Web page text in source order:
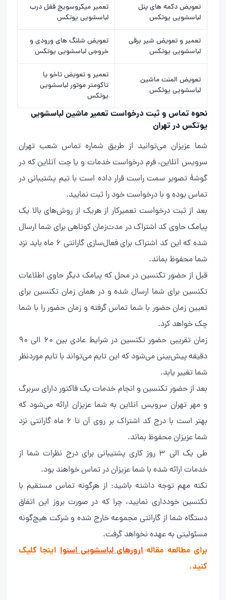
تعویض دکمه های پنل
لباسشویی یوتکس
تعمیر میکروسویچ قفل درب
لباسشویی یوتکس
تعمیر و تعویض شیر برقی
لباسشویی یوتکس
تعویض شلنگ های ورودی و
خروجی لباسشویی یوتکس
تعویض المنت ماشین
لباسشویی یوتکس
تعمیر و تعویض تاخو یا
تاکومتر موتور لباسشویی
یوتکس
نحوه تماس و ثبت درخواست تعمیر ماشین لباسشویی
یوتکس در تهران
شما عزیزان می‌توانید از طریق شماره تماس شعب تهران
سرویس آنلاین، فرم درخواست خدمات و یا چت آنلاین که در
گوشهٔ تصویر سمت راست قرار داده است با تیم پشتیبانی در
تماس بوده و با درخواست خود را ثبت نمایید.
بعد از ثبت درخواست تعمیرکار از هریک از روش‌های بالا یک
پیامک حاوی کد اشتراک در مدت‌زمان کوتاهی برای شما ارسال
شده که این کد اشتراک برای فعال‌سازی گارانتی ۶ ماه باید نزد
شما محفوظ بماند.
قبل از حضور تکنسین در محل که پیامک دیگر حاوی اطلاعات
تکنسین برای شما ارسال شده و در همان زمان تکنسین برای
تعیین زمان حضور با شما تماس گرفته و زمان حضور را با شما
چک خواهد کرد.
زمان تقریبی حضور تکنسین در شرایط عادی بین ۶۰ الی ۹۰
دقیقه پیش‌بینی می‌شود که این تایم می‌تواند با تایم موردنظر
شما تغییر یابد.
بعد از حضور تکنسین و انجام خدمات یک فاکتور دارای سربرگ
و مهر تهران سرویس آنلاین به شما عزیزان ارائه می‌شود که
بهتر است با درج کد اشتراک بر روی آن تا ۶ ماه گارانتی نزد
شما عزیزان محفوظ بماند.
طی یک الی ۳ روز کاری پشتیبانی برای درج نظرات شما از
خدمات ارائه شده با شما عزیزان در تماس خواهند بود.
نکته مهم توجه داشته باشید: از هرگونه تماس مستقیم با
تکنسین خودداری نمایید، چرا که در صورت بروز این اتفاق
دستگاه شما از گارانتی مجموعه خارج شده و شرکت هیچ‌گونه
مسئولیتی به عهده نخواهد گرفت.
برای مطالعه مقالهارورهای لباسشویی اسنوااینجا کلیک
کنید.